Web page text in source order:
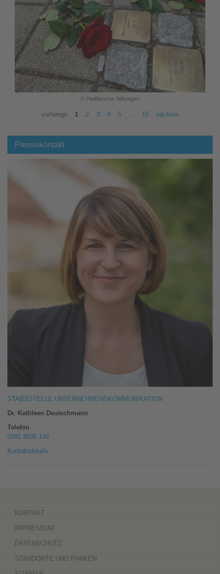
© Pfeiffersche Stiftungen
vorherige 1 2 3 4 5 15 nächste
Pressekontakt
STABSSTELLE UNTERNEHMENSKOMMUNIKATION
Dr. Kathleen Deutschmann
Telefon
0391 8505 146
Kontaktdetails
KONTAKT
IMPRESSUM
DATENSCHUTZ
STANDORTE UND PARKEN